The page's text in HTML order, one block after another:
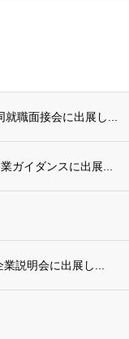
職面接会に出展し...
ガイダンスに出展...
説明会に出展し...